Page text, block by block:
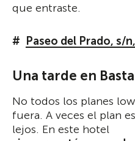
que entraste.
Paseo del Prado, s/
Una tarde en
No todos los planes
fuera. A veces el plan
lejos. En este hotel